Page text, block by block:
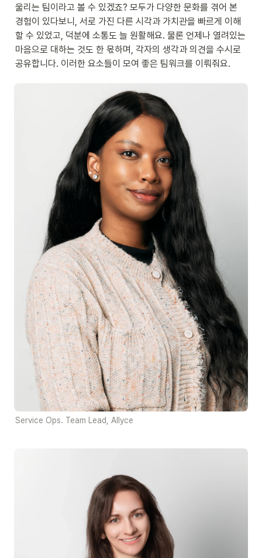
울리는 팀이라고 볼 수 있겠죠? 모두가 다양한 문화를 겪어 본
경험이 있다보니, 서로 가진 다른 시각과 가치관을 빠르게 이해
할 수 있었고, 덕분에 소통도 늘 원활해요. 물론 언제나 열려있는
마음으로 대하는 것도 한 몫하며, 각자의 생각과 의견을 수시로
공유합니다. 이러한 요소들이 모여 좋은 팀워크를 이뤄줘요.
Service Ops. Team Lead, Allyce